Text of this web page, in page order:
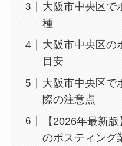
大阪市中央区で
種
大阪市中央区の
目安
大阪市中央区で
際の注意点
【2026年最新
のポスティング